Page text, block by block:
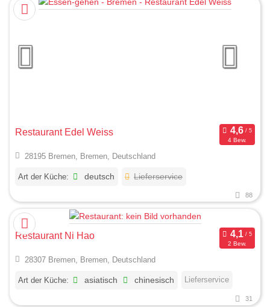
Restaurant Edel Weiss
4 Bew.
28195 Bremen, Bremen, Deutschland
Art der Küche: deutsch Lieferservice
88
Restaurant Ni Hao
2 Bew.
28307 Bremen, Bremen, Deutschland
Art der Küche: asiatisch chinesisch Lieferservice
31